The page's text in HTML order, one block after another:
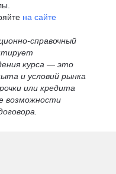
на сайте
справочный
курса — это
и условий рынка
или кредита
возможности